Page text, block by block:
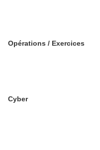
Opérations / Exercices
Cyber